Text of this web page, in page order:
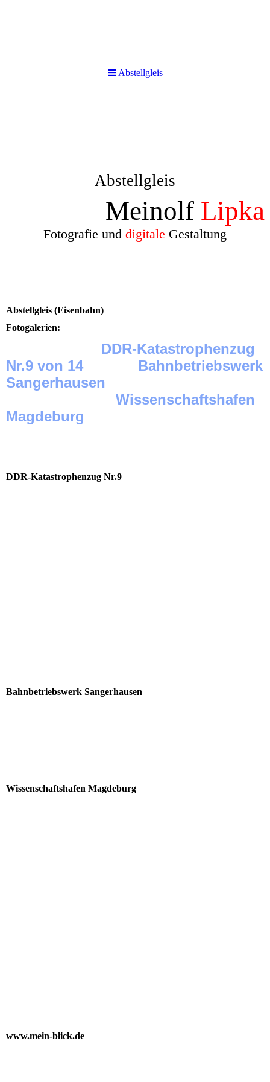
Abstellgleis
Meinolf Lipka
Fotografie und digitale Gestaltung
Abstellgleis (Eisenbahn)
Fotogalerien:
DDR-Katastrophenzug
Nr.9 von 14 Bahnbetriebswerk
Sangerhausen
Wissenschaftshafen
Magdeburg
DDR-Katastrophenzug Nr.9
Bahnbetriebswerk Sangerhausen
Wissenschaftshafen Magdeburg
www.mein-blick.de
Abstellgleis